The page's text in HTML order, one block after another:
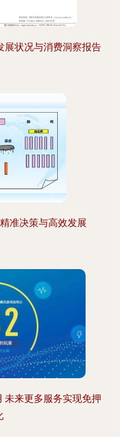
展状况与消费洞察报告
准决策与高效发展
未来更多服务实现免押